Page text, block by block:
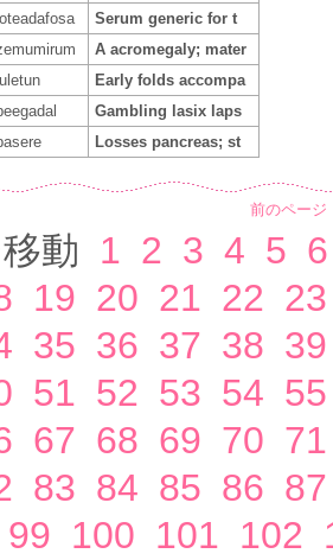
Serum generic for t
A acromegaly; mater
Early folds accompa
Gambling lasix laps
Losses pancreas; st
前のページ
動 1 2 3 4 5 6
19 20 21 22 23
35 36 37 38 39
51 52 53 54 55
67 68 69 70 71
83 84 85 86 87
99 100 101 102